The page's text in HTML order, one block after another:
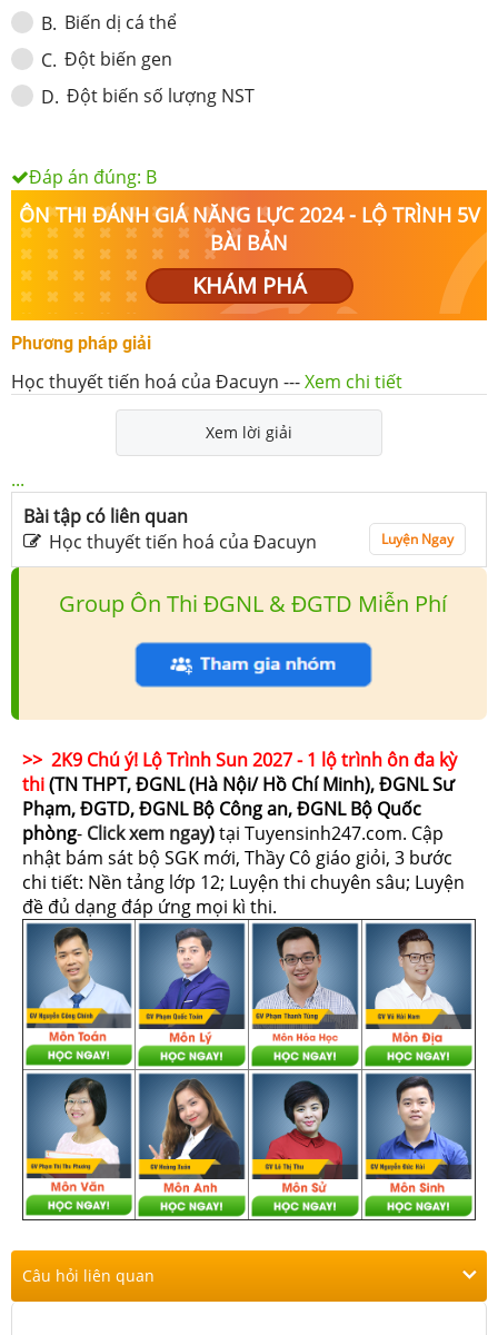
B. Biến dị cá thể
C. Đột biến gen
D. Đột biến số lượng NST
Đáp án đúng: B
ÔN THI ĐÁNH GIÁ NĂNG LỰC 2024 - LỘ TRÌNH 5V
BÀI BẢN
KHÁM PHÁ
Phương pháp giải
Học thuyết tiến hoá của Đacuyn ---Xem chi tiết
Xem lời giải
...
Bài tập có liên quan
Học thuyết tiến hoá của Đacuyn
Luyện Ngay
Group Ôn Thi ĐGNL & ĐGTD Miễn Phí
>> 2K9 Chú ý! Lộ Trình Sun 2027 - 1 lộ trình ôn đa kỳ
thi(TN THPT, ĐGNL (Hà Nội/ Hồ Chí Minh), ĐGNL Sư
Phạm, ĐGTD, ĐGNL Bộ Công an, ĐGNL Bộ Quốc
phòng- Click xem ngay)tại Tuyensinh247.com. Cập
nhật bám sát bộ SGK mới, Thầy Cô giáo giỏi, 3 bước
chi tiết: Nền tảng lớp 12; Luyện thi chuyên sâu; Luyện
đề đủ dạng đáp ứng mọi kì thi.
Câu hỏi liên quan